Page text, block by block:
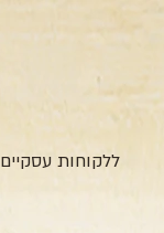
ללקוחות עסקיים